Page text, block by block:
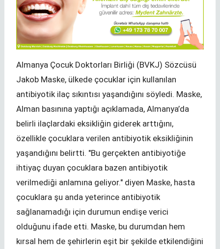
Almanya Çocuk Doktorları Birliği (BVKJ) Sözcüsü
Jakob Maske, ülkede çocuklar için kullanılan
antibiyotik ilaç sıkıntısı yaşandığını söyledi. Maske,
Alman basınına yaptığı açıklamada, Almanya’da
belirli ilaçlardaki eksikliğin giderek arttığını,
özellikle çocuklara verilen antibiyotik eksikliğinin
yaşandığını belirtti. "Bu gerçekten antibiyotiğe
ihtiyaç duyan çocuklara bazen antibiyotik
verilmediği anlamına geliyor." diyen Maske, hasta
çocuklara şu anda yeterince antibiyotik
sağlanamadığı için durumun endişe verici
olduğunu ifade etti. Maske, bu durumdan hem
kırsal hem de şehirlerin eşit bir şekilde etkilendiğini